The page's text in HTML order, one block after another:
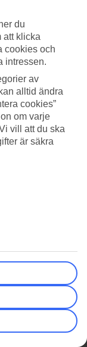
resmål och
Eftersom
utbudet och
ofta för att
till Ajaccio!
du
att klicka
cookies och
intressen.
av
alltid ändra
cookies”
om varje
vill att du ska
är säkra